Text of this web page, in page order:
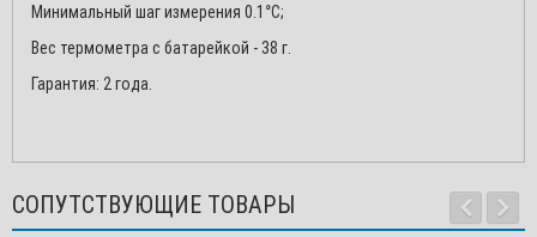
Минимальный шаг измерения 0.1°C;
Вес термометра с батарейкой - 38 г.
Гарантия: 2 года.
СОПУТСТВУЮЩИЕ ТОВАРЫ